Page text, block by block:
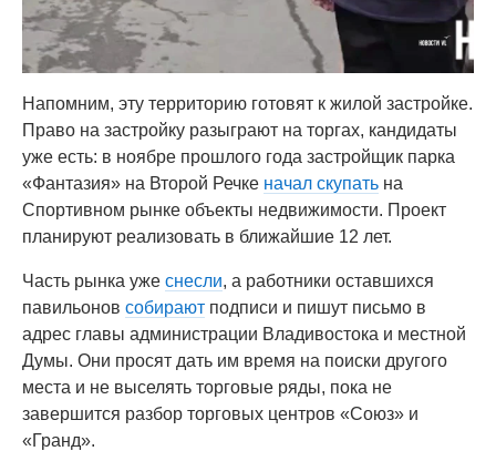
Напомним, эту территорию готовят к жилой застройке.
Право на застройку разыграют на торгах, кандидаты
уже есть: в ноябре прошлого года застройщик парка
«Фантазия» на Второй Речке начал скупать на
Спортивном рынке объекты недвижимости. Проект
планируют реализовать в ближайшие 12 лет.
Часть рынка уже снесли, а работники оставшихся
павильонов собирают подписи и пишут письмо в
адрес главы администрации Владивостока и местной
Думы. Они просят дать им время на поиски другого
места и не выселять торговые ряды, пока не
завершится разбор торговых центров «Союз» и
«Гранд».